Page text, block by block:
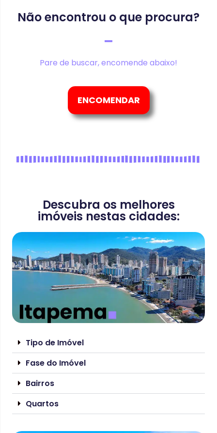
Não encontrou o que procura?
Pare de buscar, encomende abaixo!
ENCOMENDAR
Descubra os melhores
imóveis nestas cidades:
Tipo de Imóvel
Fase do Imóvel
Bairros
Quartos